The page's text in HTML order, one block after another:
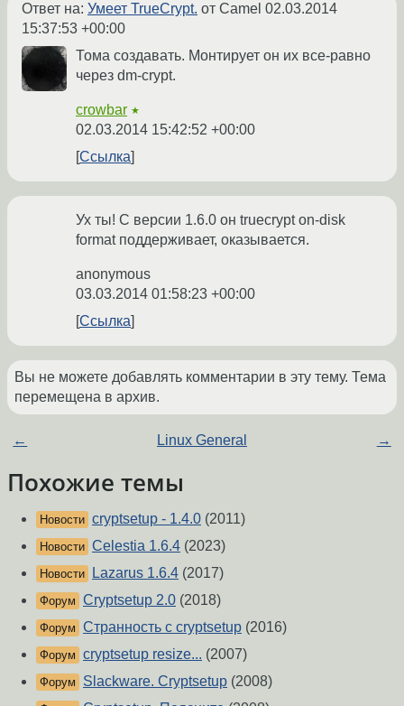
Ответ на: Умеет TrueCrypt. от Camel 02.03.2014
15:37:53 +00:00
Тома создавать. Монтирует он их все-равно
через dm-crypt.
crowbar ★
02.03.2014 15:42:52 +00:00
Ссылка
Ух ты! С версии 1.6.0 он truecrypt on-disk
format поддерживает, оказывается.
anonymous
03.03.2014 01:58:23 +00:00
Ссылка
Вы не можете добавлять комментарии в эту тему. Тема
перемещена в архив.
← Linux General →
Похожие темы
Новости cryptsetup - 1.4.0 (2011)
Новости Celestia 1.6.4 (2023)
Новости Lazarus 1.6.4 (2017)
Форум Cryptsetup 2.0 (2018)
Форум Странность с cryptsetup (2016)
Форум cryptsetup resize... (2007)
Форум Slackware. Cryptsetup (2008)